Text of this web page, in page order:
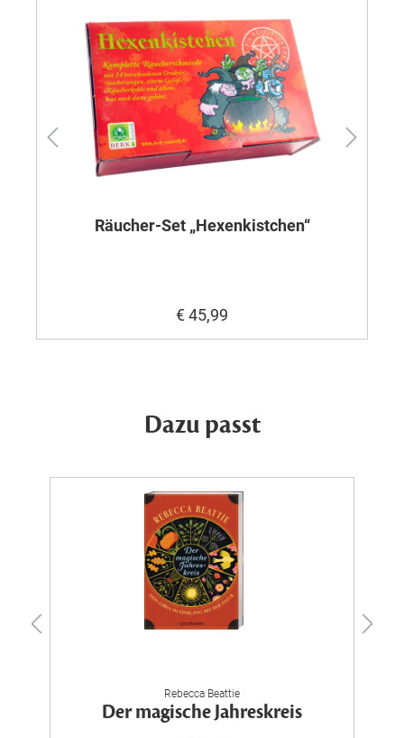
Räucher-Set „Hexenkistchen“
€ 45,99
Dazu passt
Rebecca Beattie
Der magische Jahreskreis